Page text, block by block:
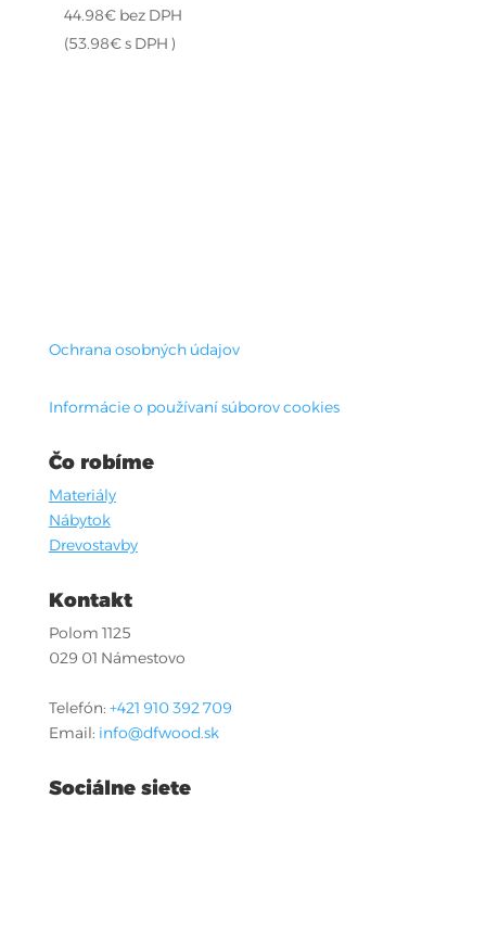
44.98€ bez DPH
(53.98€s DPH )
Ochrana osobných údajov
Informácie o používaní súborov cookies
Čo robíme
Materiály
Nábytok
Drevostavby
Kontakt
Polom 1125
029 01 Námestovo
Telefón: +421 910 392 709
Email: info@dfwood.sk
Sociálne siete